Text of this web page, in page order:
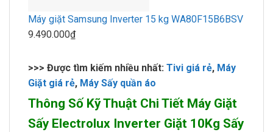
Máy giặt Samsung Inverter 15 kg WA80F15B6BSV
9.490.000₫
>>> Được tìm kiếm nhiều nhất: Tivi giá rẻ, Máy
Giặt giá rẻ, Máy Sấy quần áo
Thông Số Kỹ Thuật Chi Tiết Máy Giặt
Sấy Electrolux Inverter Giặt 10Kg Sấy